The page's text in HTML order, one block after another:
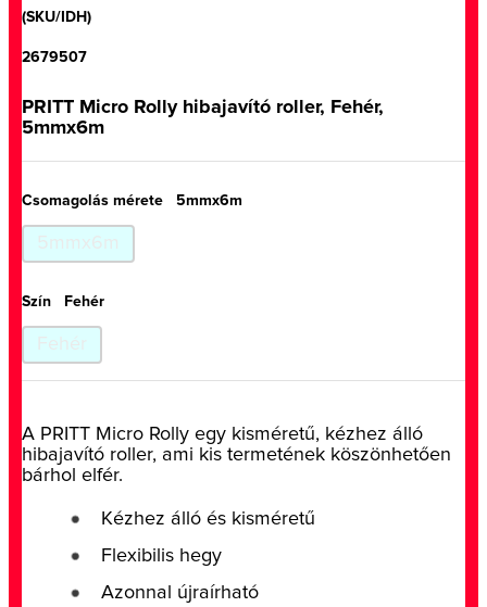
(SKU/IDH)
2679507
PRITT Micro Rolly hibajavító roller, Fehér,
5mmx6m
Csomagolás mérete 5mmx6m
Szín Fehér
A PRITT Micro Rolly egy kisméretű, kézhez álló
hibajavító roller, ami kis termetének köszönhetően
bárhol elfér.
Kézhez álló és kisméretű
Flexibilis hegy
Azonnal újraírható